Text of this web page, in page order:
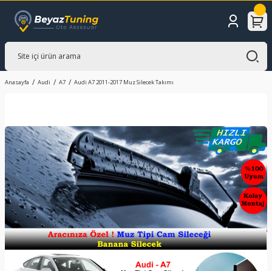
Anasayfa Audi A7 Audi A7 2011-2017 Muz Silecek Takımı